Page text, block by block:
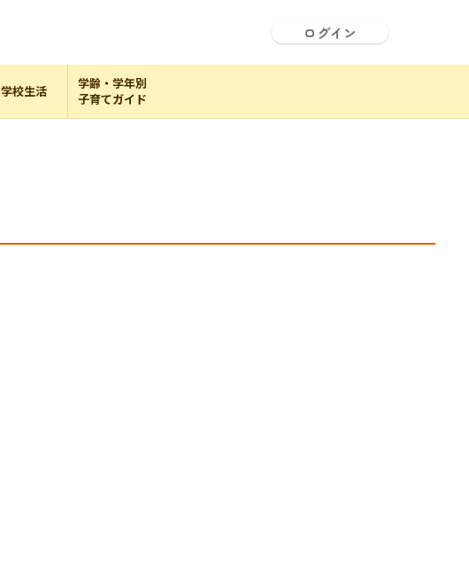
ログイン
学校生活
学齢・学年別
子育てガイド